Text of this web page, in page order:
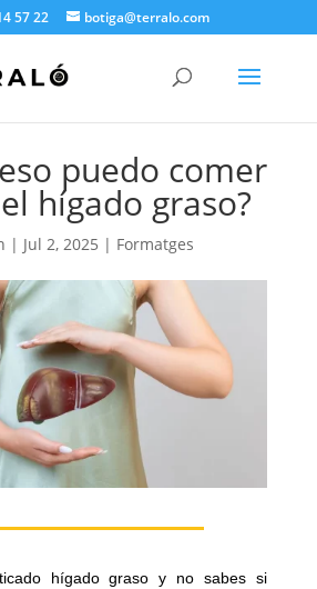
57 22 botiga@terralo.com
puedo comer
hígado graso?
| Jul 2, 2025 | Formatges
hígado graso y no sabes si